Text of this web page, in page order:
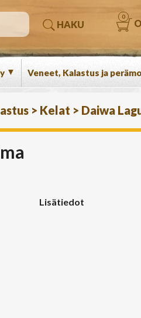
HAKU
0
▼ Veneet, Kalastus ja
> Kelat > Daiwa
Lisätiedot